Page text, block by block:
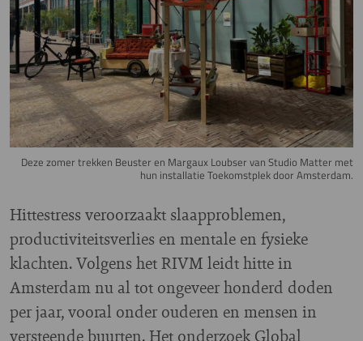
Deze zomer trekken Beuster en Margaux Loubser van Studio Matter met
hun installatie Toekomstplek door Amsterdam.
Hittestress veroorzaakt slaapproblemen,
productiviteitsverlies en mentale en fysieke
klachten. Volgens het RIVM leidt hitte in
Amsterdam nu al tot ongeveer honderd doden
per jaar, vooral onder ouderen en mensen in
versteende buurten. Het onderzoek Global